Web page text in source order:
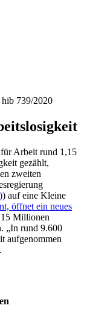
739/2020
Arbeit rund 1,15
gezählt,
zweiten
) auf eine Kleine
öffnet ein neues
Millionen
„In rund 9.600
aufgenommen